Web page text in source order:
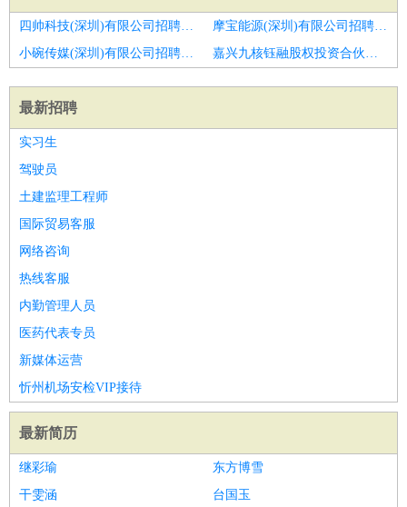
四帅科技(深圳)有限公司招聘图像视觉算法工程师
摩宝能源(深圳)有限公司招聘nlp算法工程师
小碗传媒(深圳)有限公司招聘算法工程师
嘉兴九核钰融股权投资合伙企业(有限合伙)招聘音频算法工程师
最新招聘
实习生
驾驶员
土建监理工程师
国际贸易客服
网络咨询
热线客服
内勤管理人员
医药代表专员
新媒体运营
忻州机场安检VIP接待
最新简历
继彩瑜
东方博雪
干雯涵
台国玉